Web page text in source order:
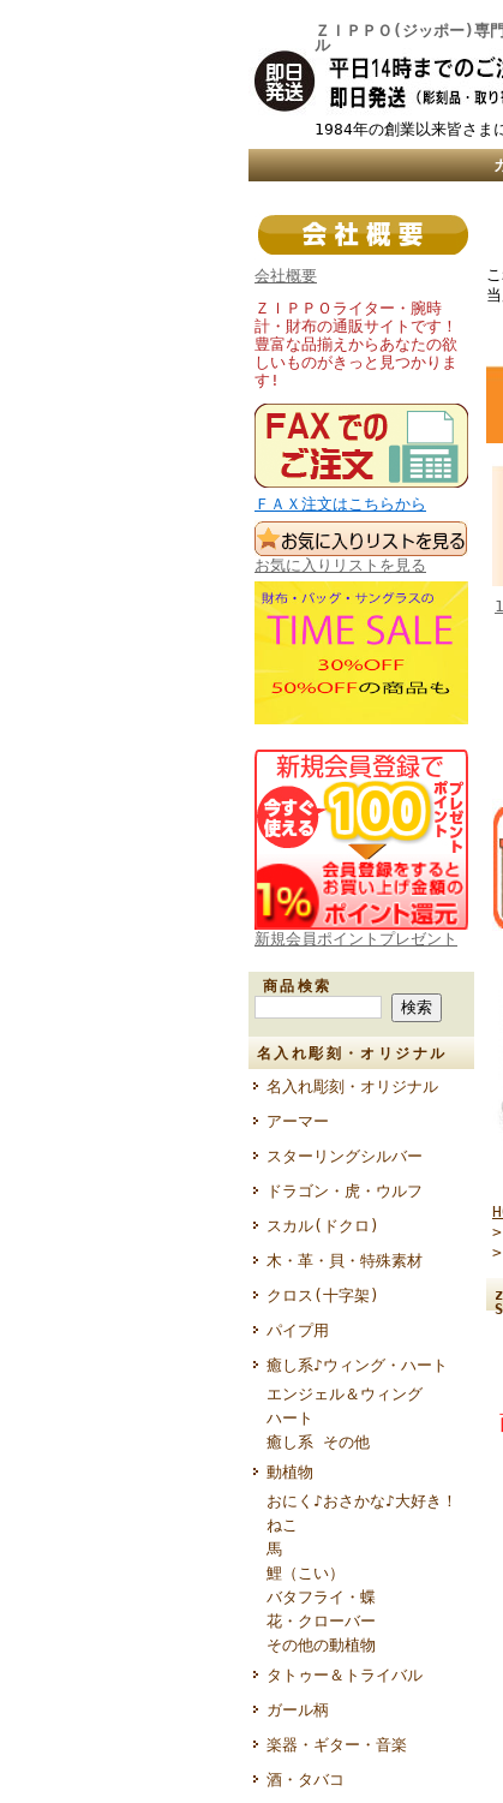
ＺＩＰＰＯ(ジッポー)専
ル
1984年の創業以来皆さま
会社概要
ＺＩＰＰＯライター・腕時
計・財布の通販サイトです！
豊富な品揃えからあなたの欲
しいものがきっと見つかりま
す!
ＦＡＸ注文はこちらから
お気に入りリストを見る
新規会員ポイントプレゼント
商品検索
名入れ彫刻・オリジナル
名入れ彫刻・オリジナル
アーマー
スターリングシルバー
ドラゴン・虎・ウルフ
スカル(ドクロ)
木・革・貝・特殊素材
クロス(十字架)
パイプ用
癒し系♪ウィング・ハート
エンジェル＆ウィング
ハート
癒し系 その他
動植物
おにく♪おさかな♪大好き！
ねこ
馬
鯉（こい）
バタフライ・蝶
花・クローバー
その他の動植物
タトゥー＆トライバル
ガール柄
楽器・ギター・音楽
酒・タバコ
>
>